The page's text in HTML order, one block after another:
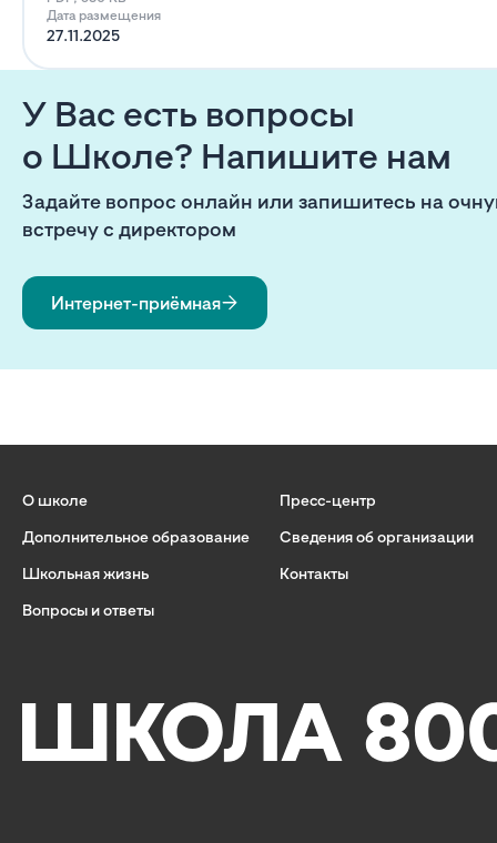
Дата размещения
27.11.2025
У Вас есть вопросы
о Школе? Напишите нам
Задайте вопрос онлайн или запишитесь на
встречу с директором
Интернет-приёмная
О школе
Дополнительное образование
Школьная жизнь
Вопросы и ответы
Пресс-центр
Сведения об организации
Контакты